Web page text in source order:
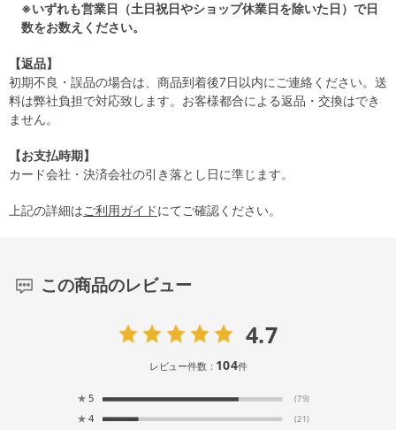
※いずれも営業日（土日祝日やショップ休業日を除いた日）で日
数をお数えください。
【返品】
初期不良・誤品の場合は、商品到着後7日以内にご連絡ください。送
料は弊社負担で対応致します。お客様都合による返品・交換はでき
ません。
【お支払時期】
カード会社・決済会社の引き落とし日に準じます。
上記の詳細はご利用ガイドにてご確認ください。
この商品のレビュー
4.7
レビュー件数： 104件
★ 5 (79)
★ 4 (21)